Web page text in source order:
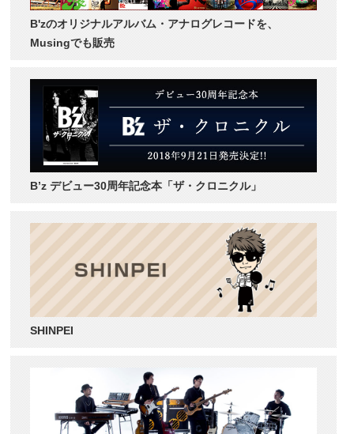
B'zのオリジナルアルバム・アナログレコードを、
Musingでも販売
B’z デビュー30周年記念本「ザ・クロニクル」
SHINPEI